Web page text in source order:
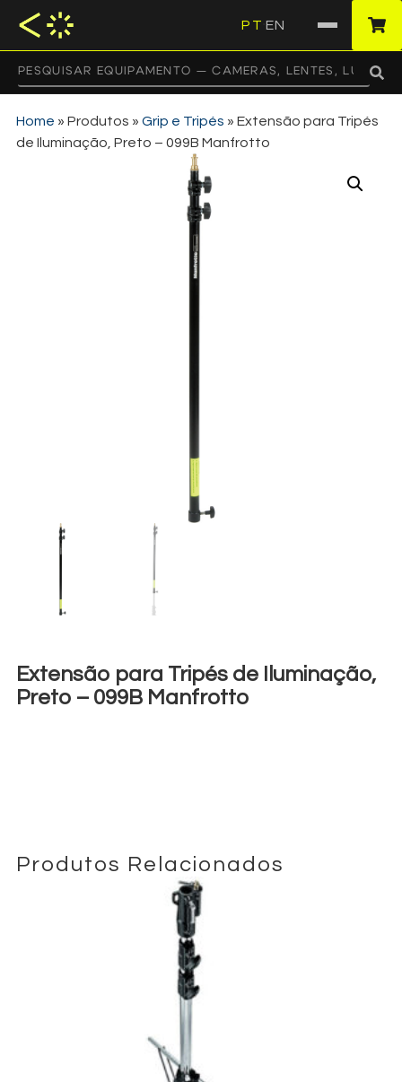
PT EN
Home » Produtos » Grip e Tripés » Extensão para Tripés
de Iluminação, Preto – 099B Manfrotto
Extensão para Tripés de Iluminação,
Preto – 099B Manfrotto
Produtos Relacionados